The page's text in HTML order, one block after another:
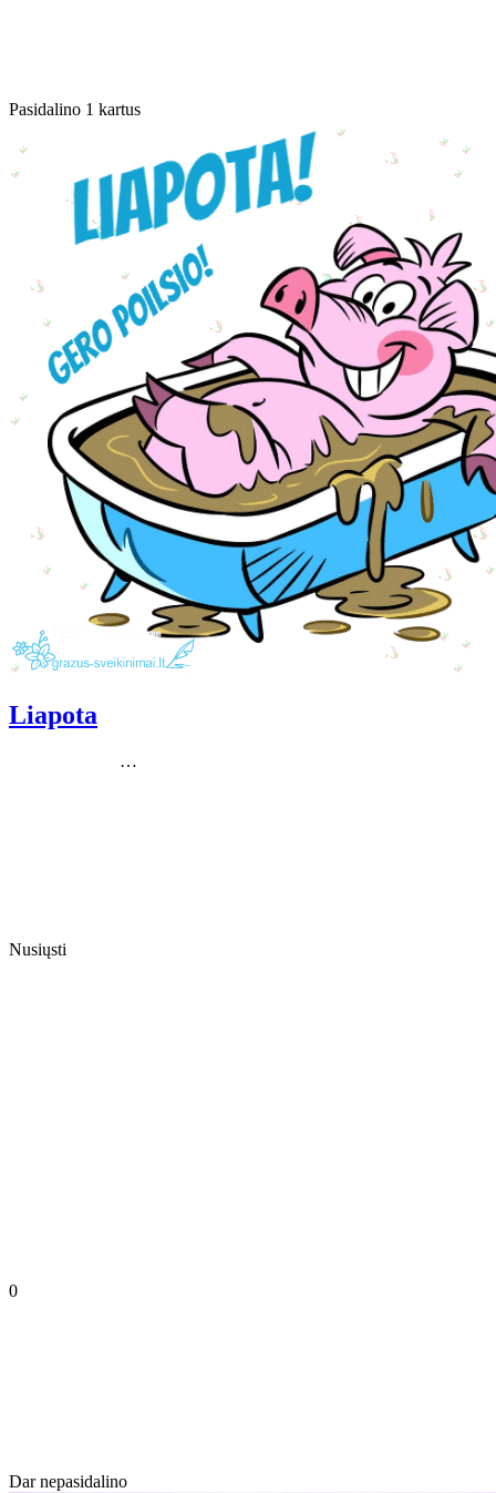
Pasidalino 1 kartus
Liapota
…
Nusiųsti
0
Dar nepasidalino